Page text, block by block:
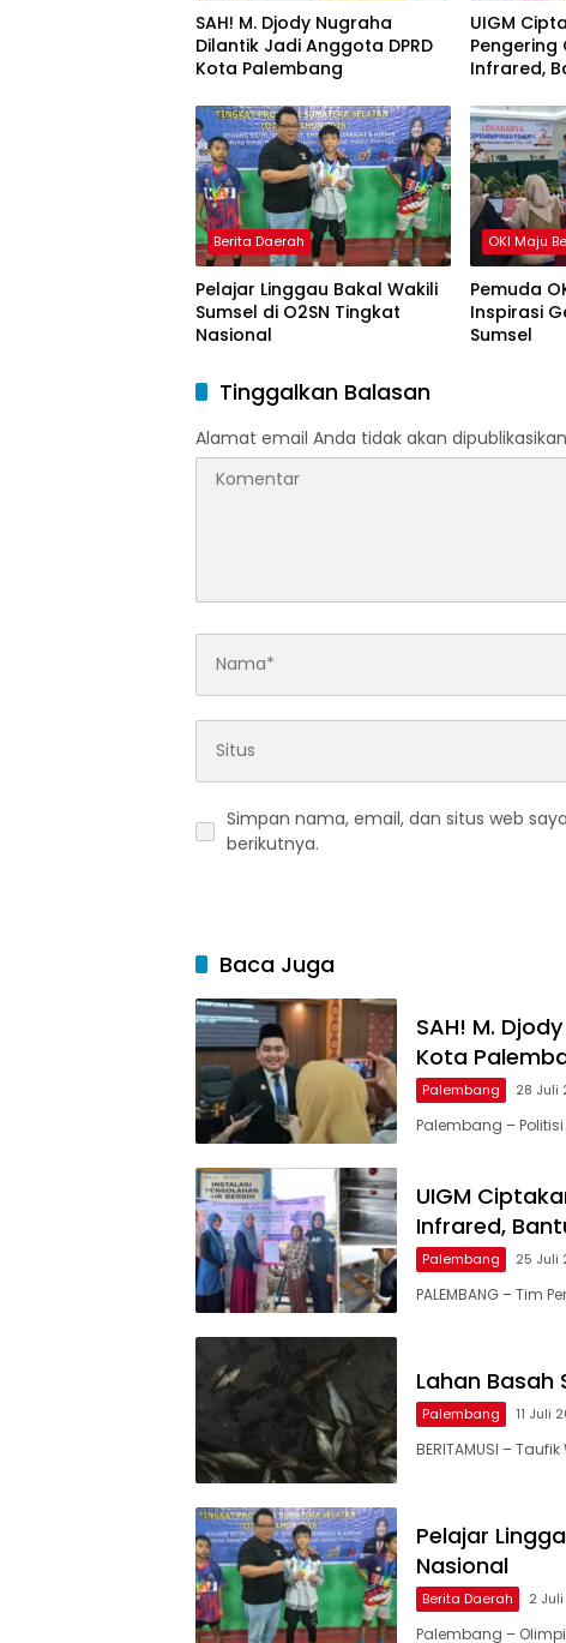
SAH! M. Djody Nugraha
Dilantik Jadi Anggota DPRD
Kota Palembang
UIGM
Pengering
Infrared,
Berita Daerah
Pelajar Linggau Bakal Wakili
Sumsel di O2SN Tingkat
Nasional
OKI Maju
Pemuda
Inspirasi
Sumsel
Tinggalkan Balasan
Alamat email Anda tidak akan
Simpan nama, email, dan situs web
berikutnya.
Baca Juga
SAH! M.
Kota
Palembang 28 Juli
Palembang –
UIGM
Infrared,
Palembang 25 Juli
PALEMBANG – Tim
Lahan Basah
Palembang 11 Juli
BERITAMUSI –
Pelajar
Nasional
Berita Daerah 2
Palembang –